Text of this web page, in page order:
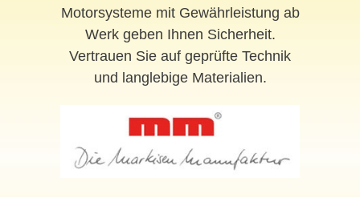
Motorsysteme mit Gewährleistung ab
Werk geben Ihnen Sicherheit.
Vertrauen Sie auf geprüfte Technik
und langlebige Materialien.